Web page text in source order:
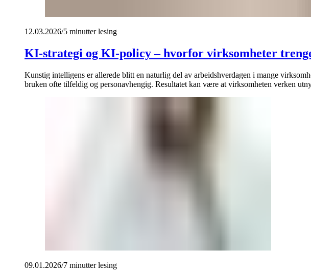
12.03.2026/5 minutter lesing
KI-strategi og KI-policy – hvorfor virksomheter
Kunstig intelligens er allerede blitt en naturlig del av arbeidshverdagen i mange
bruken ofte tilfeldig og personavhengig. Resultatet kan være at virksomheten verken
09.01.2026/7 minutter lesing